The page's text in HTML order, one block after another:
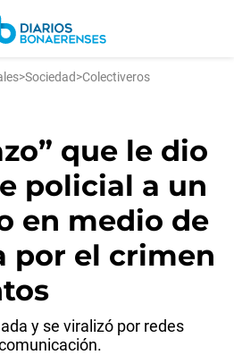
>Sociedad>Colectiveros
que le dio
policial a un
en medio de
por el crimen
y se viralizó por redes